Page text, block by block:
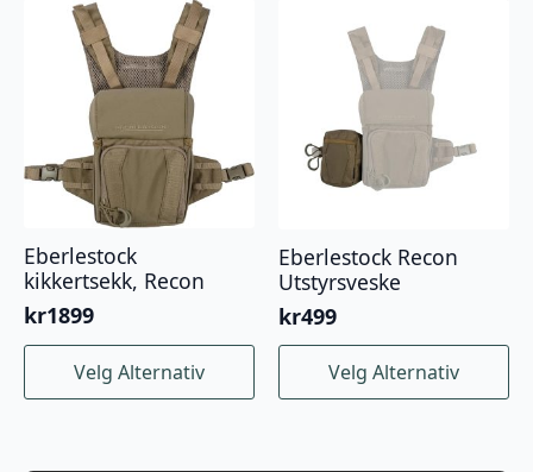
Eberlestock
kikkertsekk, Recon
kr1899
Velg Alternativ
Dette
produktet
Eberlestock Recon
Utstyrsveske
kr499
Velg Alternativ
Dette
produktet